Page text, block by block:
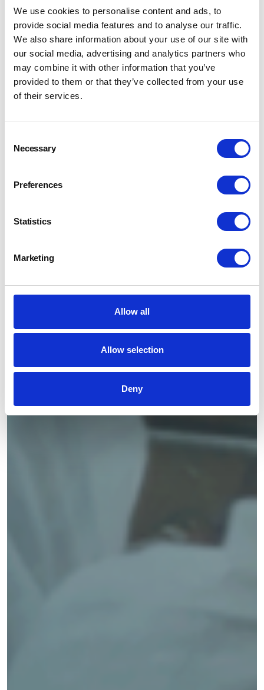
We use cookies to personalise content and ads, to
provide social media features and to analyse our traffic.
We also share information about your use of our site with
our social media, advertising and analytics partners who
may combine it with other information that you’ve
provided to them or that they’ve collected from your use
of their services.
Selection
Necessary
Preferences
Statistics
Marketing
Allow all
Allow selection
Deny